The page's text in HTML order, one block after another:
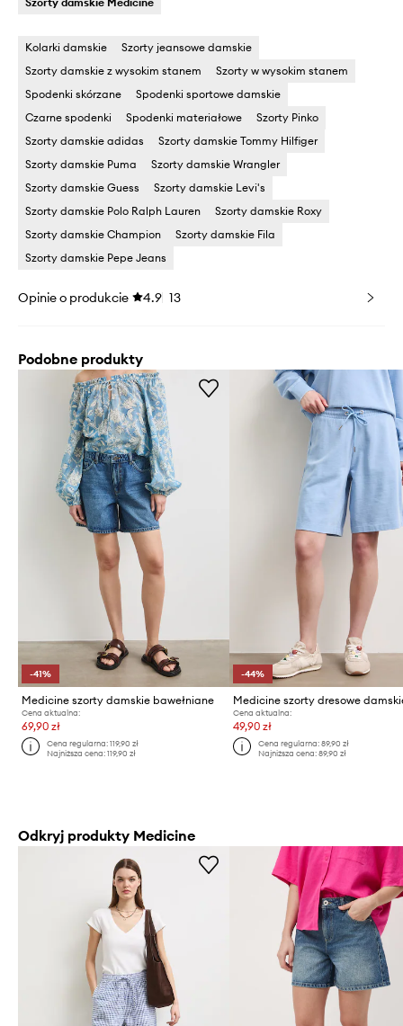
Kolarki damskie
Szorty jeansowe damskie
Szorty damskie z wysokim stanem
Szorty w wysokim stanem
Spodenki skórzane
Spodenki sportowe damskie
Czarne spodenki
Spodenki materiałowe
Szorty Pinko
Szorty damskie adidas
Szorty damskie Tommy Hilfiger
Szorty damskie Puma
Szorty damskie Wrangler
Szorty damskie Guess
Szorty damskie Levi's
Szorty damskie Polo Ralph Lauren
Szorty damskie Roxy
Szorty damskie Champion
Szorty damskie Fila
Szorty damskie Pepe Jeans
Opinie o produkcie 4.9 13
Podobne produkty
-41%
Medicine szorty damskie bawełniane
Cena aktualna:
69,90 zł
Cena regularna:119,90 zł
Najniższa cena:119,90 zł
-44%
Cena aktualna:
49,90 zł
Cena regularna: 89,90 zł
Najniższa cena: 89,90 zł
Odkryj produkty Medicine